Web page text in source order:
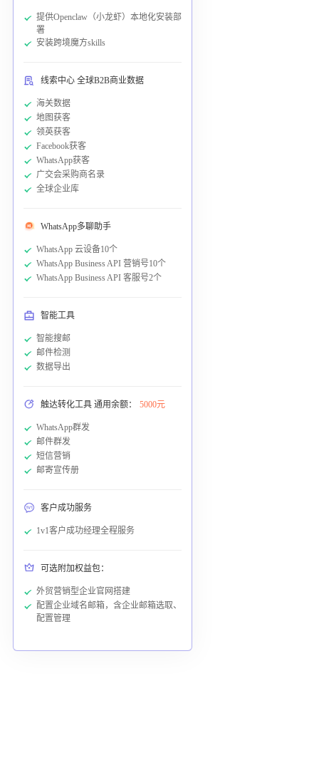
提供Openclaw（小龙虾）本地化安装部
署
安装跨境魔方skills
线索中心 全球B2B商业数据
海关数据
地图获客
领英获客
Facebook获客
WhatsApp获客
广交会采购商名录
全球企业库
WhatsApp多聊助手
WhatsApp 云设备10个
WhatsApp Business API 营销号10个
WhatsApp Business API 客服号2个
智能工具
智能搜邮
邮件检测
数据导出
触达转化工具 通用余额： 5000元
WhatsApp群发
邮件群发
短信营销
邮寄宣传册
客户成功服务
1v1客户成功经理全程服务
可选附加权益包：
外贸营销型企业官网搭建
配置企业域名邮箱，含企业邮箱选取、
配置管理